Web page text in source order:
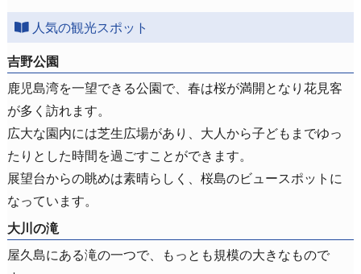
人気の観光スポット
吉野公園
鹿児島湾を一望できる公園で、春は桜が満開となり花見客
が多く訪れます。
広大な園内には芝生広場があり、大人から子どもまでゆっ
たりとした時間を過ごすことができます。
展望台からの眺めは素晴らしく、桜島のビュースポットに
なっています。
大川の滝
屋久島にある滝の一つで、もっとも規模の大きなもので